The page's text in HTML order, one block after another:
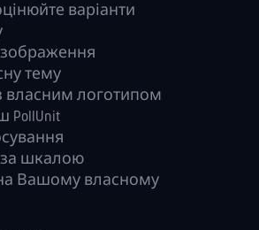
варіанти
зображення
тему
власним логотипом
PollUnit
за шкалою
Вашому власному